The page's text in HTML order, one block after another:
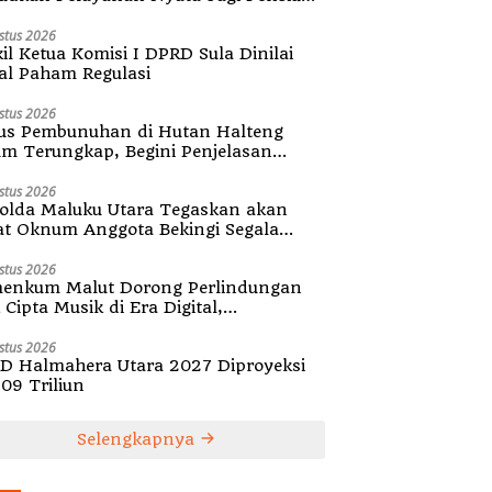
2026
Ketua Komisi I DPRD Sula Dinilai
Paham Regulasi
2026
Pembunuhan di Hutan Halteng
Terungkap, Begini Penjelasan
2026
Maluku Utara Tegaskan akan
Oknum Anggota Bekingi Segala
2026
Malut Dorong Perlindungan
Cipta Musik di Era Digital,
Royalti
2026
Halmahera Utara 2027 Diproyeksi
Triliun
Selengkapnya